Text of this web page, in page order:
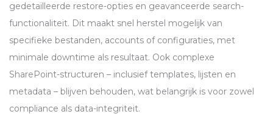
gedetailleerde restore-opties en geavanceerde search-
functionaliteit. Dit maakt snel herstel mogelijk van
specifieke bestanden, accounts of configuraties, met
minimale downtime als resultaat. Ook complexe
SharePoint-structuren – inclusief templates, lijsten en
metadata – blijven behouden, wat belangrijk is voor zowel
compliance als data-integriteit.